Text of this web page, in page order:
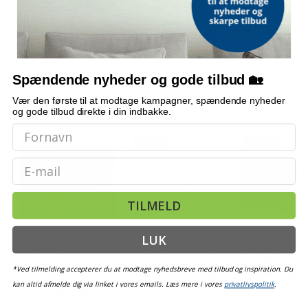
Vejl. pris 579,-
terninger på 6 min.,
selvrensende, sort
Vejl. pris 509,-
Conforti (hvid/
Vejl. pris 386,-
ALTERNATIVE VARER
TILBUD
15-16 mm
(1)
massivt fyrretræ, hvid
Rektangulær
massivt
naturlig kant
Spændende nyheder og gode tilbud 🏡
Vær den første til at modtage kampagner, spændende nyheder
og gode tilbud direkte i din indbakke.
Email
TILMELD
LUK
*Ved tilmelding accepterer du at modtage nyhedsbreve med tilbud og inspiration. Du
kan altid afmelde dig via linket i vores emails. Læs mere i vores privatlivspolitik.